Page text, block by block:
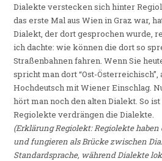
Dialekte verstecken sich hinter
das erste Mal aus Wien in Graz war,
Dialekt, der dort gesprochen wurde,
ich dachte: wie können die dort so
Straßenbahnen fahren. Wenn Sie
spricht man dort “Ost-Österreichisch”,
Hochdeutsch mit Wiener Einschlag.
hört man noch den alten Dialekt. So
Regiolekte verdrängen die Dialekte.
(Erklärung Regiolekt: Regiolekte
und fungieren als Brücke zwischen
Standardsprache, während Dialekte